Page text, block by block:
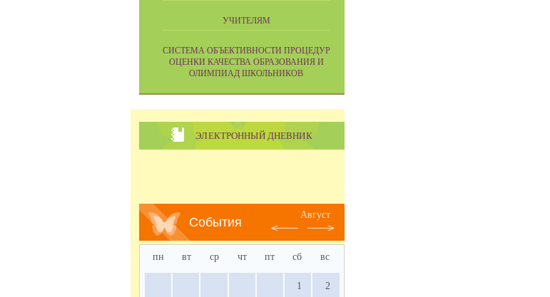
УЧИТЕЛЯМ
CИСТЕМА ОБЪЕКТИВНОСТИ ПРОЦЕДУР
ОЦЕНКИ КАЧЕСТВА ОБРАЗОВАНИЯ И
ОЛИМПИАД ШКОЛЬНИКОВ
ЭЛЕКТРОННЫЙ ДНЕВНИК
События
Август
пн вт ср чт пт сб вс
1 2